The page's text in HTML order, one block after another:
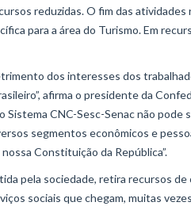
reduzidas. O fim das
para a área do Turismo. Em
dos interesses dos
afirma o presidente da
CNC-Sesc-Senac não pode
segmentos econômicos e
Constituição da República”.
pela sociedade, retira recursos
sociais que chegam, muitas